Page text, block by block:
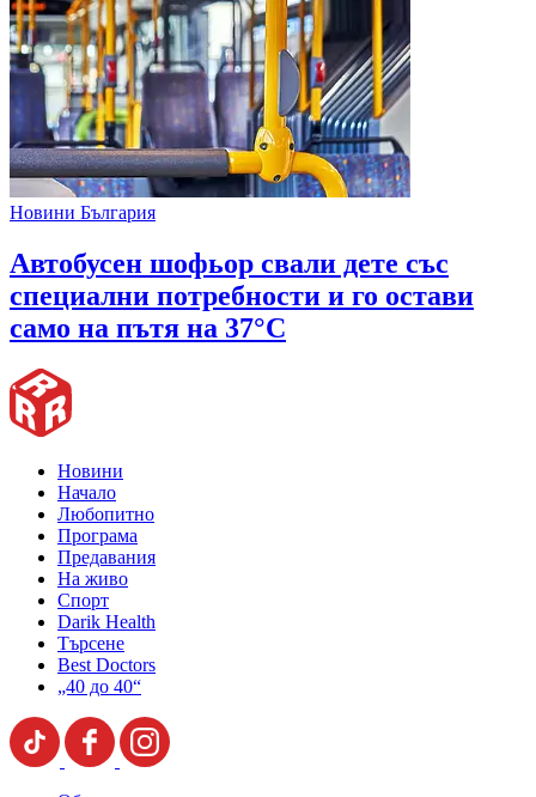
Новини България
Автобусен шофьор свали дете със
специални потребности и го остави
само на пътя на 37°C
Новини
Начало
Любопитно
Програма
Предавания
На живо
Спорт
Darik Health
Търсене
Best Doctors
„40 до 40“